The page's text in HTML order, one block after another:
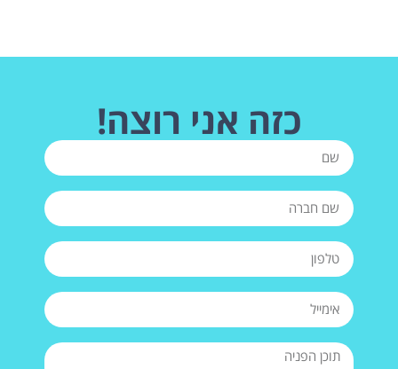
כזה אני רוצה!